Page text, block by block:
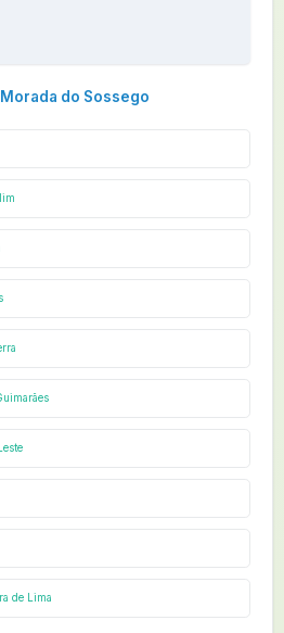
do Sossego
de Lima